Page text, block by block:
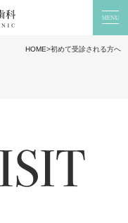
HOME>初めて受診される方へ